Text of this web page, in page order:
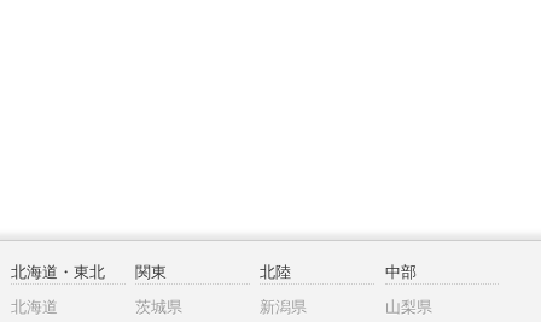
北海道・東北
北海道
関東
茨城県
北陸
新潟県
中部
山梨県